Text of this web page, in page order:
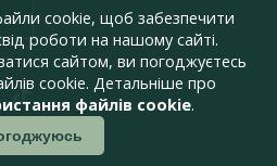
cookie, щоб забезпечити
роботи на нашому сайті.
сайтом, ви погоджуєтесь
cookie. Детальніше про
файлів cookie.